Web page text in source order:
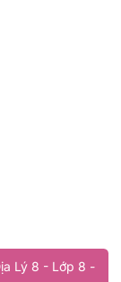
Lý 8 - Lớp 8 -